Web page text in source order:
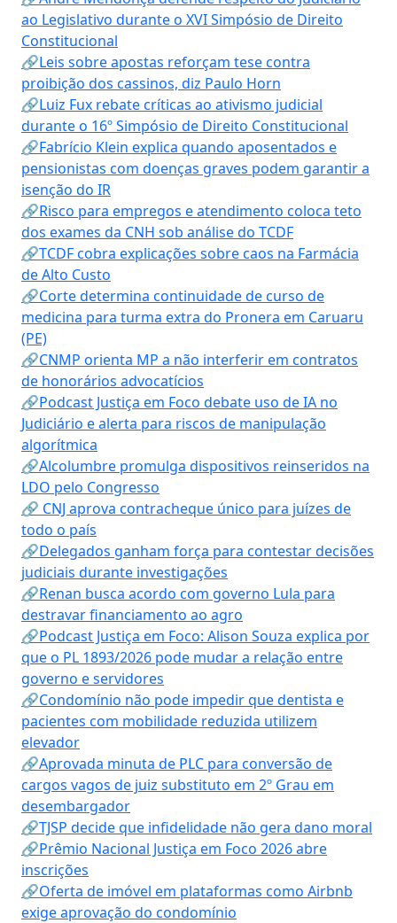
ao Legislativo durante o XVI Simpósio de Direito
Constitucional
🔗Leis sobre apostas reforçam tese contra
proibição dos cassinos, diz Paulo Horn
🔗Luiz Fux rebate críticas ao ativismo judicial
durante o 16º Simpósio de Direito Constitucional
🔗Fabrício Klein explica quando aposentados e
pensionistas com doenças graves podem garantir a
isenção do IR
🔗Risco para empregos e atendimento coloca teto
dos exames da CNH sob análise do TCDF
🔗TCDF cobra explicações sobre caos na Farmácia
de Alto Custo
🔗Corte determina continuidade de curso de
medicina para turma extra do Pronera em Caruaru
(PE)
🔗CNMP orienta MP a não interferir em contratos
de honorários advocatícios
🔗Podcast Justiça em Foco debate uso de IA no
Judiciário e alerta para riscos de manipulação
algorítmica
🔗Alcolumbre promulga dispositivos reinseridos na
LDO pelo Congresso
🔗 CNJ aprova contracheque único para juízes de
todo o país
🔗Delegados ganham força para contestar decisões
judiciais durante investigações
🔗Renan busca acordo com governo Lula para
destravar financiamento ao agro
🔗Podcast Justiça em Foco: Alison Souza explica por
que o PL 1893/2026 pode mudar a relação entre
governo e servidores
🔗Condomínio não pode impedir que dentista e
pacientes com mobilidade reduzida utilizem
elevador
🔗Aprovada minuta de PLC para conversão de
cargos vagos de juiz substituto em 2º Grau em
desembargador
🔗TJSP decide que infidelidade não gera dano moral
🔗Prêmio Nacional Justiça em Foco 2026 abre
inscrições
🔗Oferta de imóvel em plataformas como Airbnb
exige aprovação do condomínio